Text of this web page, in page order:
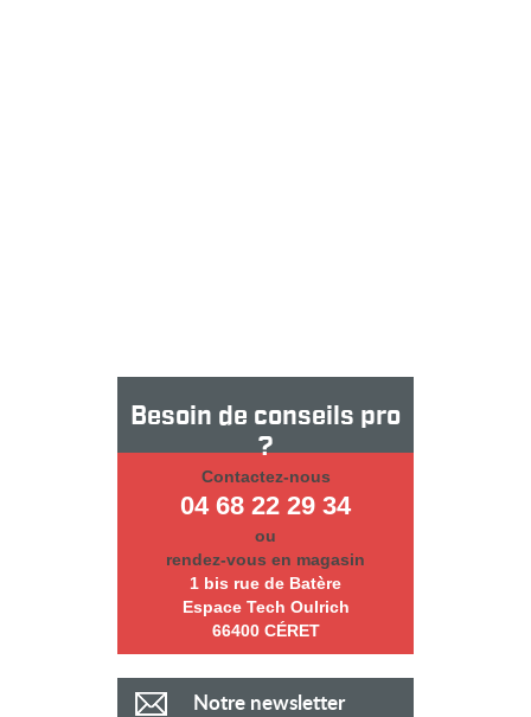
Besoin de conseils pro
?
Contactez-nous
04 68 22 29 34
ou
rendez-vous en magasin
1 bis rue de Batère
Espace Tech Oulrich
66400 CÉRET
Notre newsletter